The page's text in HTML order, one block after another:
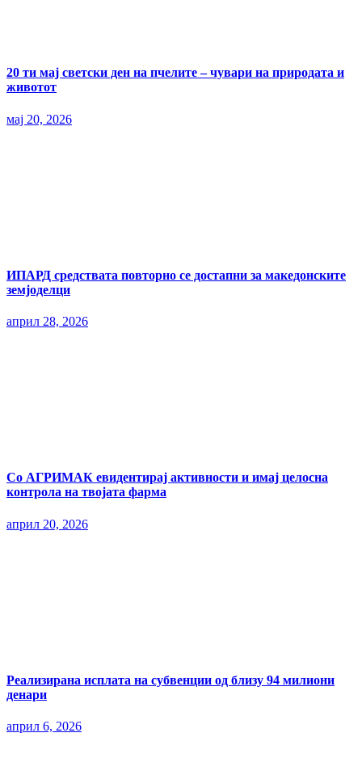
20 ти мај светски ден на пчелите – чувари на природата и
животот
мај 20, 2026
ИПАРД средствата повторно се достапни за македонските
земјоделци
април 28, 2026
Со АГРИМАК евидентирај активности и имај целосна
контрола на твојата фарма
април 20, 2026
Реализирана исплата на субвенции од близу 94 милиони
денари
април 6, 2026